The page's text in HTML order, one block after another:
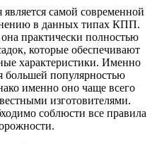
самой современной
в данных типах КПП.
она практически полностью
которые обеспечивают
характеристики. Именно
большей популярностью
именно оно чаще всего
изготовителями.
соблюсти все правила